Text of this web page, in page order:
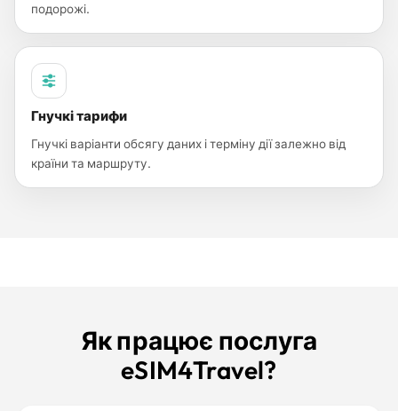
подорожі.
Гнучкі тарифи
Гнучкі варіанти обсягу даних і терміну дії залежно від
країни та маршруту.
Як працює послуга
eSIM4Travel?